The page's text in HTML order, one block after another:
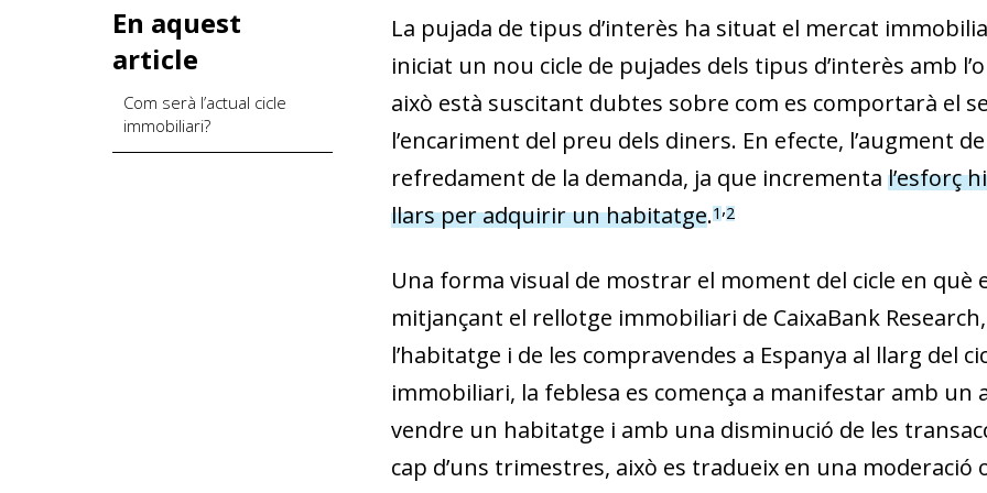
En aquest
article
Com serà l’actual cicle
immobiliari?
La pujada de tipus d’interès ha situat el mercat
iniciat un nou cicle de pujades dels tipus d’interès amb
això està suscitant dubtes sobre com es comportarà el
l’encariment del preu dels diners. En efecte, l’augment
refredament de la demanda, ja que incrementa l’esforç
llars per adquirir un habitatge.1,2
Una forma visual de mostrar el moment del cicle en què
mitjançant el rellotge immobiliari de CaixaBank
l’habitatge i de les compravendes a Espanya al llarg del
immobiliari, la fe­­blesa es comença a manifestar amb
vendre un habitatge i amb una disminució de les
cap d’uns trimestres, això es tradueix en una moderació